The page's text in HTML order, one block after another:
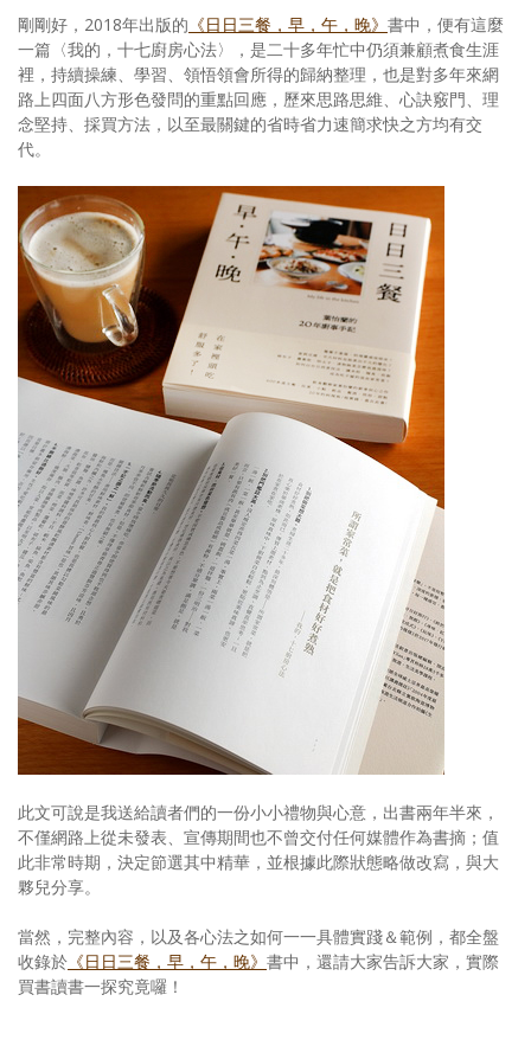
訂閱電子報
剛剛好，2018年出版的 《日日三餐，早，午，晚》 書中，便有這麼
一篇〈我的，十七廚房心法〉，是二十多年忙中仍須兼顧煮食生涯
裡，持續操練、學習、領悟領會所得的歸納整理，也是對多年來網
路上四面八方形色發問的重點回應，歷來思路思維、心訣竅門、理
念堅持、採買方法，以至最關鍵的省時省力速簡求快之方均有交
代。
此文可說是我送給讀者們的一份小小禮物與心意，出書兩年半來，
不僅網路上從未發表、宣傳期間也不曾交付任何媒體作為書摘；值
此非常時期，決定節選其中精華，並根據此際狀態略做改寫，與大
夥兒分享。
當然，完整內容，以及各心法之如何一一具體實踐＆範例，都全盤
收錄於 《日日三餐，早，午，晚》 書中，還請大家告訴大家，實際
買書讀書一探究竟囉！